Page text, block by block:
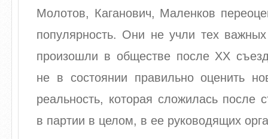
Молотов, Каганович, Маленков
популярность. Они не учли тех
произошли в обществе после XX
не в состоянии правильно оценить
реальность, которая сложилась после
в партии в целом, в ее руководящих